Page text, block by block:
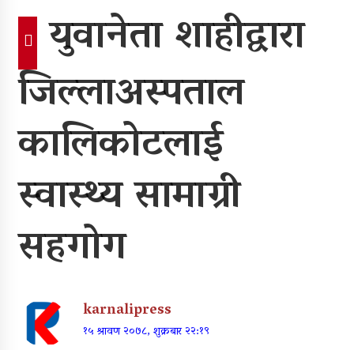
महावै गाउँपालिकाको प्रशासकीय भवन
शिलान्यास
पूर्वाधार र कृषि केन्द्रित बजेट
व्यक्तिगत लगानीमा भगवान शिवको मूर्ति
स्थापना
युवानेता शाहीद्वारा
जिल्लाअस्पताल
कालिकाेटलाई
स्वास्थ्य सामाग्री
सहगाेग
karnalipress
१५ श्रावण २०७८, शुक्रबार २२:१९